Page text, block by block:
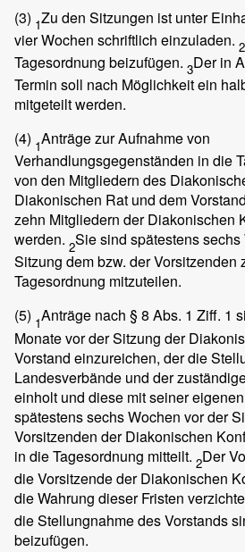
(3) 1Zu den Sitzungen ist unter
vier Wochen schriftlich einzuladen. 2
Tagesordnung beizufügen. 3Der in
Termin soll nach Möglichkeit ein
mitgeteilt werden.
(4) 1Anträge zur Aufnahme von
Verhandlungsgegenständen in die
von den Mitgliedern des
Diakonischen Rat und dem
zehn Mitgliedern der Diakonischen
werden. 2Sie sind spätestens
Sitzung dem bzw. der Vorsitzenden
Tagesordnung mitzuteilen.
(5) 1Anträge nach § 8 Abs. 1 Ziff. 1
Monate vor der Sitzung der
Vorstand einzureichen, der die
Landesverbände und der
einholt und diese mit seiner
spätestens sechs Wochen vor der
Vorsitzenden der Diakonischen
in die Tagesordnung mitteilt. 2Der
die Vorsitzende der Diakonischen
die Wahrung dieser Fristen
die Stellungnahme des Vorstands
beizufügen.